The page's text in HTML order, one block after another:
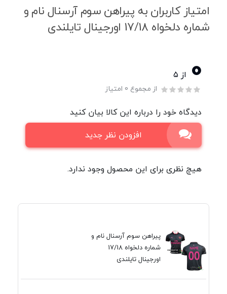
امتیاز کاربران به پیراهن سوم آرسنال نام و
شماره دلخواه 17/18 اورجینال تایلندی
0 از ۵
از مجموع 0 امتیاز
دیدگاه خود را درباره این کالا بیان کنید
افزودن نظر جدید
هیچ نظری برای این محصول وجود ندارد.
پیراهن سوم آرسنال نام و
شماره دلخواه 17/18
اورجینال تایلندی